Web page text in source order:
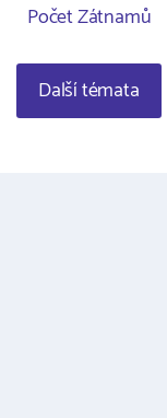
Počet Zátnamů
Další témata